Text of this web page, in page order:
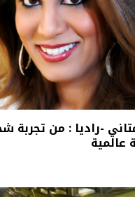
-راديا : من تجربة
عالمية